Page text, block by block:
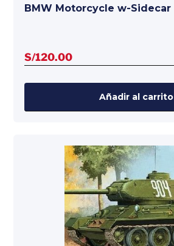
BMW Motorcycle w-Sidecar
S/120.00
Añadir al carrito